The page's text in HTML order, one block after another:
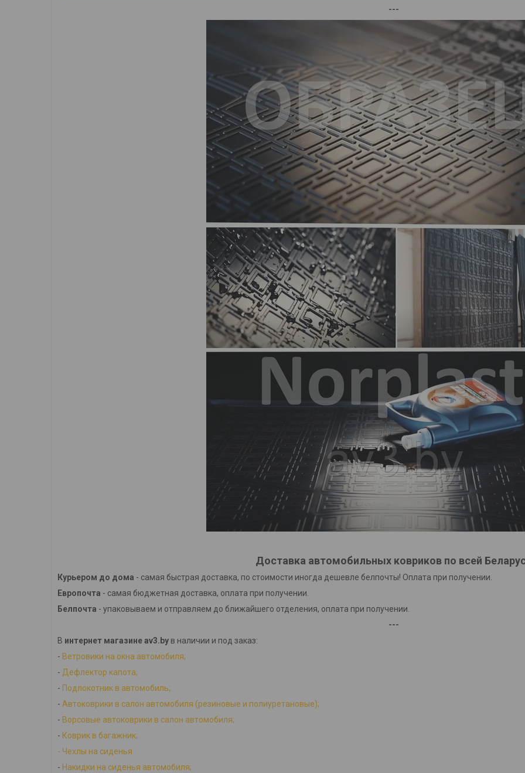
---
Доставка автомобильных ковриков по всей
Курьером до дома - самая быстрая доставка, по стоимости иногда дешевле белпочты! Оплата при получении.
Европочта - самая бюджетная доставка, оплата при получении.
Белпочта - упаковываем и отправляем до ближайшего отделения, оплата при получении.
---
В интернет магазине av3.by в наличии и под заказ:
- Ветровики на окна автомобиля;
- Дефлектор капота;
- Подлокотник в автомобиль;
- Автоковрики в салон автомобиля (резиновые и полиуретановые);
- Ворсовые автоковрики в салон автомобиля;
- Коврик в багажник;
- Чехлы на сиденья
- Накидки на сиденья автомобиля;